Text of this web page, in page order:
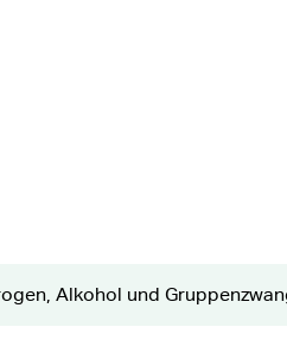
Alkohol und